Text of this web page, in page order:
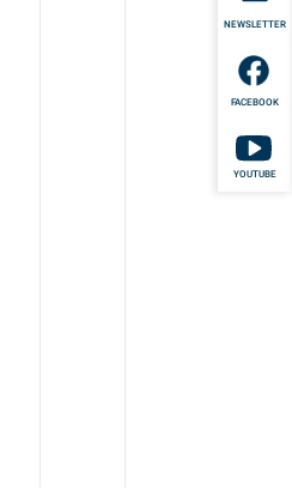
NEWSLETTER
FACEBOOK
YOUTUBE